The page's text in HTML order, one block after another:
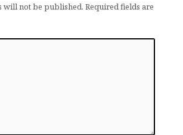
will not be published. Required fields are